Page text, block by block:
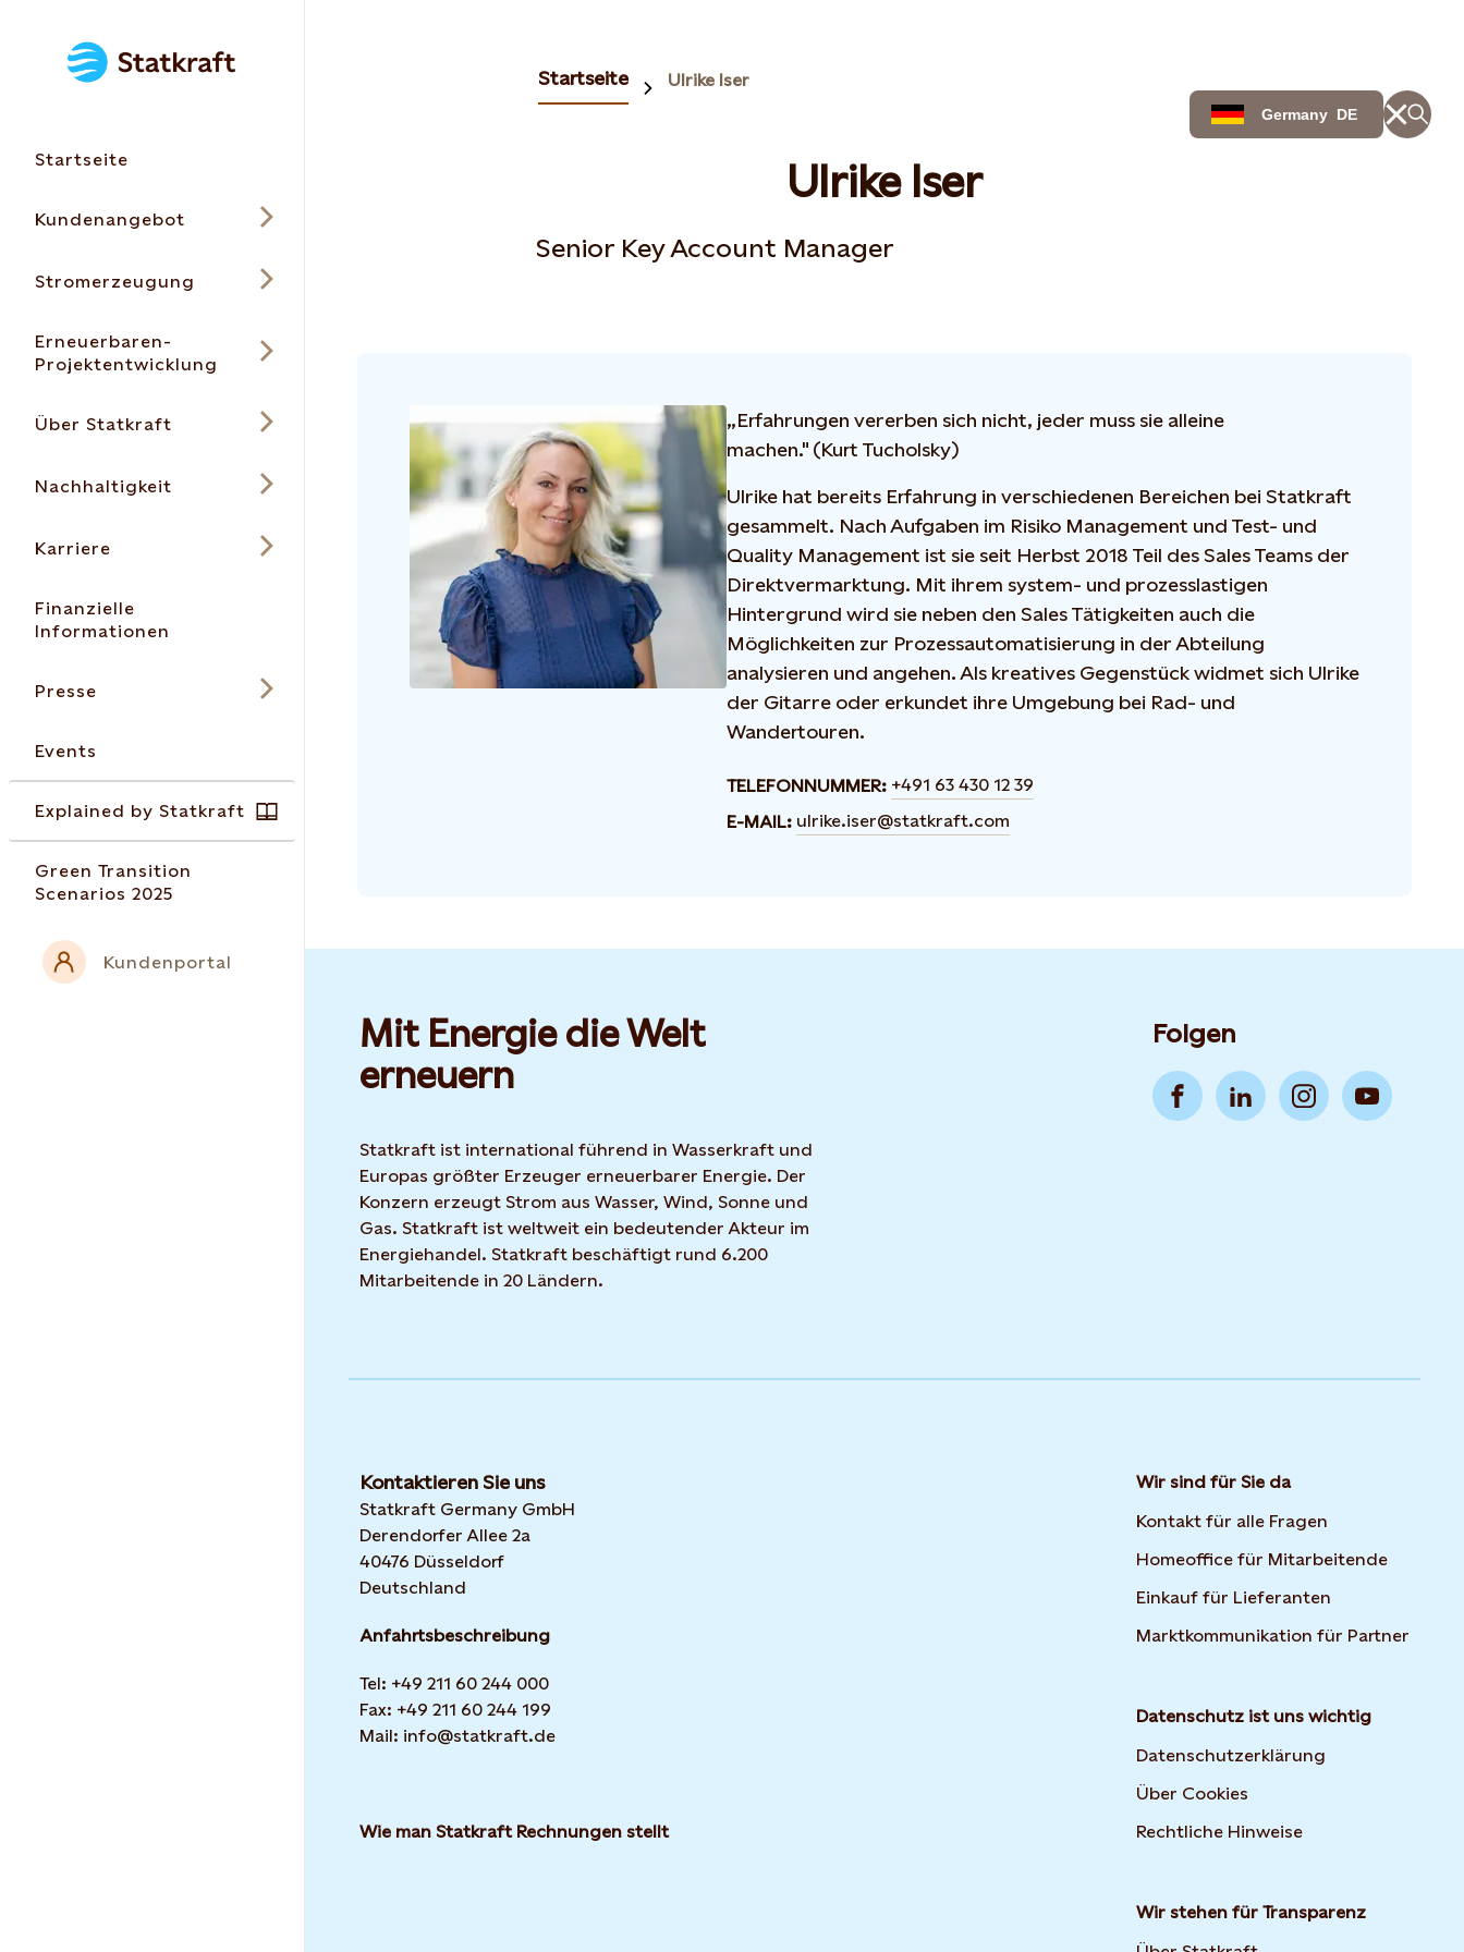
Startseite
Kundenangebot
Stromerzeugung
Erneuerbaren-
Projektentwicklung
Über Statkraft
Nachhaltigkeit
Karriere
Finanzielle
Informationen
Presse
Events
Explained by Statkraft
Green Transition
Scenarios 2025
Kundenportal
Germany DE
Startseite Ulrike Iser
Ulrike Iser
Senior Key Account Manager
„Erfahrungen vererben sich nicht, jeder muss sie alleine
machen." (Kurt Tucholsky)
Ulrike hat bereits Erfahrung in verschiedenen Bereichen bei Statkraft
gesammelt. Nach Aufgaben im Risiko Management und Test- und
Quality Management ist sie seit Herbst 2018 Teil des Sales Teams der
Direktvermarktung. Mit ihrem system- und prozesslastigen
Hintergrund wird sie neben den Sales Tätigkeiten auch die
Möglichkeiten zur Prozessautomatisierung in der Abteilung
analysieren und angehen. Als kreatives Gegenstück widmet sich Ulrike
der Gitarre oder erkundet ihre Umgebung bei Rad- und
Wandertouren.
TELEFONNUMMER: +491 63 430 12 39
E-MAIL: ulrike.iser@statkraft.com
Mit Energie die Welt
erneuern
Statkraft ist international führend in Wasserkraft und
Europas größter Erzeuger erneuerbarer Energie. Der
Konzern erzeugt Strom aus Wasser, Wind, Sonne und
Gas. Statkraft ist weltweit ein bedeutender Akteur im
Energiehandel. Statkraft beschäftigt rund 6.200
Mitarbeitende in 20 Ländern.
Folgen
Kontaktieren Sie uns
Statkraft Germany GmbH
Derendorfer Allee 2a
40476 Düsseldorf
Deutschland
Anfahrtsbeschreibung
Tel: +49 211 60 244 000
Fax: +49 211 60 244 199
Mail: info@statkraft.de
Wie man Statkraft Rechnungen stellt
Wir sind für Sie da
Kontakt für alle Fragen
Homeoffice für Mitarbeitende
Einkauf für Lieferanten
Marktkommunikation für Partner
Datenschutz ist uns wichtig
Datenschutzerklärung
Über Cookies
Rechtliche Hinweise
Wir stehen für Transparenz